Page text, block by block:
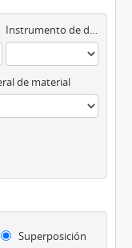
Instrumento de descripción
de material
Superposición